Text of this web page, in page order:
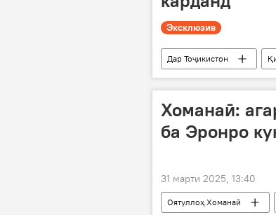
Эксклюзив
Дар Тоҷикистон
Шавкат Мирзиёев
Хоманаӣ:
ба Эронро
31 марти 2025, 13:40
Оятуллоҳ Хоманаӣ